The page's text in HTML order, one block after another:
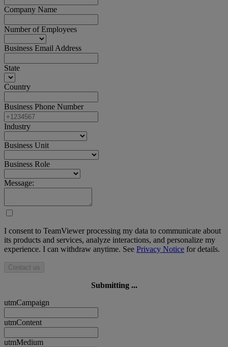
Company Name
Number of Employees
Business Email Address
State
Country
Business Phone Number
Industry
Business Unit
Business Role
Message:
I consent to TeamViewer processing my data to communicate about
its products and services, analyze interactions, and personalize my
experience. I can withdraw anytime. See Privacy Notice for details.
Contact us
Submitting ...
utmCampaign
utmContent
utmMedium